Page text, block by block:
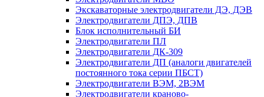
Экскаваторные электродвигатели ДЭ, ДЭВ
Электродвигатели ДПЭ, ДПВ
Блок исполнительный БИ
Электродвигатели ПЛ
Электродвигатели ДК-309
Электродвигатели ДП (аналоги двигателей
постоянного тока серии ПБСТ)
Электродвигатели ВЭМ, 2ВЭМ
Электродвигатели краново-